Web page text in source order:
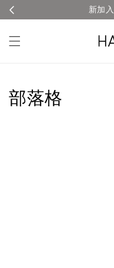
新加
部落格